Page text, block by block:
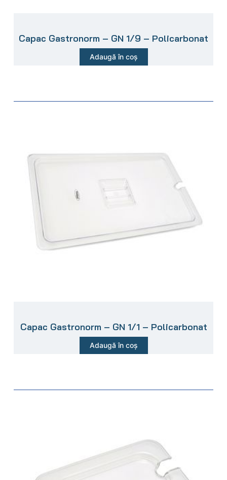
Capac Gastronorm – GN 1/9 – Policarbonat
Adaugă în coș
Capac Gastronorm – GN 1/1 – Policarbonat
Adaugă în coș